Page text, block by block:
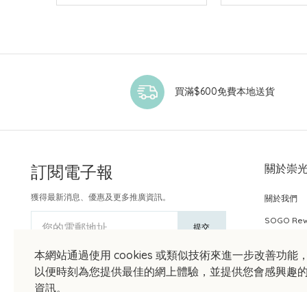
本網站通過使用 cookies 或類似技術來進一步改善功能
以便時刻為您提供最佳的網上體驗，並提供您會感興趣
資訊。
買滿$600免費本地送貨
訂閱電子報
獲得最新消息、優惠及更多推廣資訊。
您的電郵地址 提交
關於崇
關於我們
SOGO